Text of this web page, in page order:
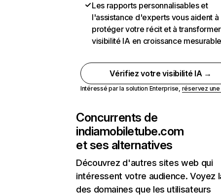
Les rapports personnalisables et
l'assistance d'experts vous aident à
protéger votre récit et à
visibilité IA en croissance
Vérifiez votre visibilité IA →
Intéressé par la solution Enterprise, réservez
Concurrents de
indiamobiletube.com
et ses alternatives
Découvrez d'autres sites web qui
intéressent votre audience. Voyez
des domaines que les utilisateurs